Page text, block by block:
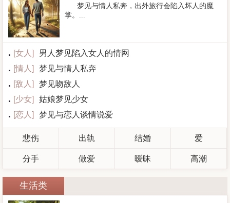
梦见与情人私奔，出外旅行会陷入坏人的魔
掌。...
[女人 ]
男人梦见陷入女人的情网
[情人 ]
梦见与情人私奔
[敌人 ]
梦见吻敌人
[少女]
姑娘梦见少女
[恋人 ] 梦见与恋人谈情说爱
悲伤 出轨 结婚 爱
分手 做爱 暧昧 高潮
生活类